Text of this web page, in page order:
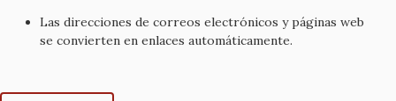
Las direcciones de correos electrónicos y páginas web
se convierten en enlaces automáticamente.